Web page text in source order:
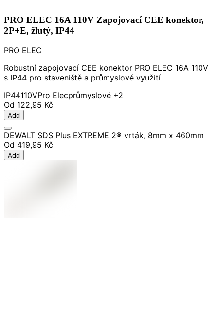
PRO ELEC 16A 110V Zapojovací CEE konektor,
2P+E, žlutý, IP44
PRO ELEC
Robustní zapojovací CEE konektor PRO ELEC 16A 110V
s IP44 pro staveniště a průmyslové využití.
IP44110VPro Elecprůmyslové +2
Od 122,95 Kč
Add
DEWALT SDS Plus EXTREME 2® vrták, 8mm x 460mm
Od 419,95 Kč
Add